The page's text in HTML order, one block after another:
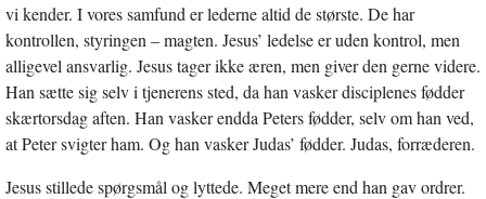
vi kender. I vores samfund er lederne altid de største. De har
kontrollen, styringen – magten. Jesus’ ledelse er uden kontrol, men
alligevel ansvarlig. Jesus tager ikke æren, men giver den gerne videre.
Han sætte sig selv i tjenerens sted, da han vasker disciplenes fødder
skærtorsdag aften. Han vasker endda Peters fødder, selv om han ved,
at Peter svigter ham. Og han vasker Judas’ fødder. Judas, forræderen.
Jesus stillede spørgsmål og lyttede. Meget mere end han gav ordrer.